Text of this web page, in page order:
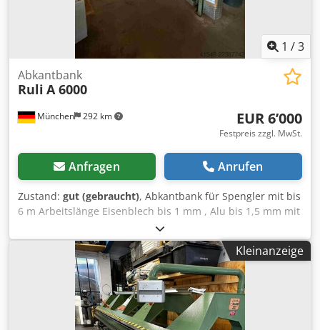
1 /3
München 292 km
Abkantbank
Ruli A 6000
EUR 6’000
Festpreis zzgl. MwSt.
Anfragen Anrufen
Zustand: gut (gebraucht), Abkantbank für Spengler mit bis
6 m Arbeitslänge Eisenblech bis 1 mm , Alu bis 1,5 mm mit
Rollenschere ab Standort München Dkodpfjznia Tsx Abajr
Kleinanzeige